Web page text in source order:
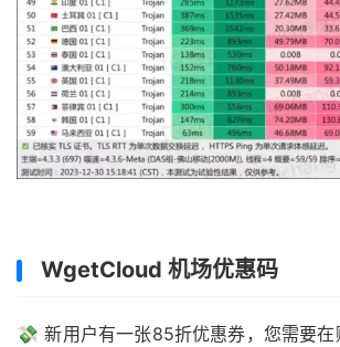
WgetCloud 机场优惠码
💸 新用户有一张85折优惠券，您需要在